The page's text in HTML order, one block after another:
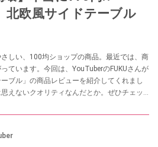
北欧風サイドテーブル
しい、100均ショップの商品。最近では、商
ています。今回は、YouTuberのFUKUさんが
ブル」の商品レビューを紹介してくれまし
えないクオリティなんだとか。ぜひチェッ